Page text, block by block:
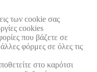
των cookie σας
cookies
που βάζετε σε
φόρμες σε όλες τις
στο καρότσι